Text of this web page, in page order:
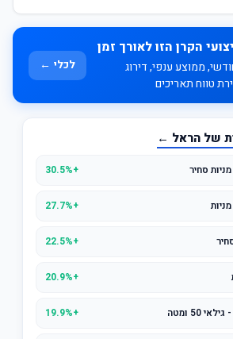
הקרן הזו לאורך זמן
ממוצע ענפי, דירוג
טווח תאריכים
לכלי ←
של הראל ←
סחיר +30.5%
+27.7%
+22.5%
+20.9%
50 ומטה +19.9%